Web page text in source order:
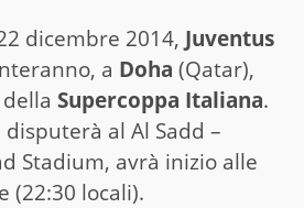
dicembre 2014, Juventus
a Doha (Qatar),
Supercoppa Italiana.
al Al Sadd –
Stadium, avrà inizio alle
(22:30 locali).